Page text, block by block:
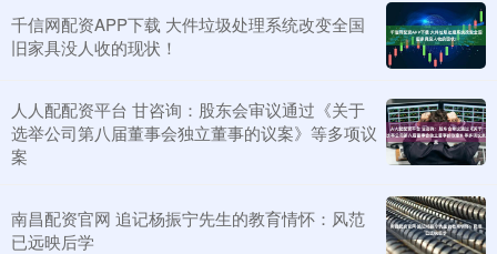
千信网配资APP下载 大件垃圾处理系统改变全国
旧家具没人收的现状！
人人配配资平台 甘咨询：股东会审议通过《关于
选举公司第八届董事会独立董事的议案》等多项议
案
南昌配资官网 追记杨振宁先生的教育情怀：风范
已远映后学